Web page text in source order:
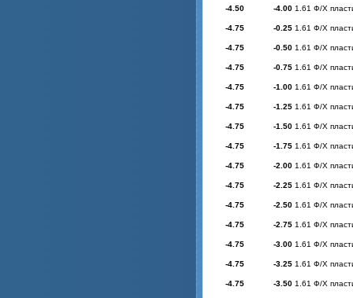
-4.50 -4.00 1.61 Ф/Х
-4.75 -0.25 1.61 Ф/Х
-4.75 -0.50 1.61 Ф/Х
-4.75 -0.75 1.61 Ф/Х
-4.75 -1.00 1.61 Ф/Х
-4.75 -1.25 1.61 Ф/Х
-4.75 -1.50 1.61 Ф/Х
-4.75 -1.75 1.61 Ф/Х
-4.75 -2.00 1.61 Ф/Х
-4.75 -2.25 1.61 Ф/Х
-4.75 -2.50 1.61 Ф/Х
-4.75 -2.75 1.61 Ф/Х
-4.75 -3.00 1.61 Ф/Х
-4.75 -3.25 1.61 Ф/Х
-4.75 -3.50 1.61 Ф/Х